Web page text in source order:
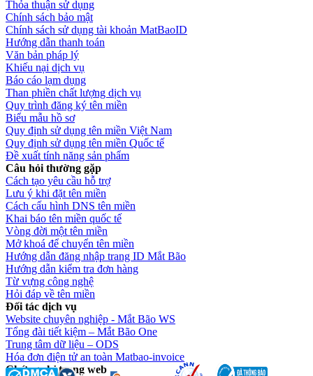
Thỏa thuận sử dụng
Chính sách bảo mật
Chính sách sử dụng tài khoản MatBaoID
Hướng dẫn thanh toán
Văn bản pháp lý
Khiếu nại dịch vụ
Báo cáo lạm dụng
Than phiền chất lượng dịch vụ
Quy trình đăng ký tên miền
Biểu mẫu hồ sơ
Quy định sử dụng tên miền Việt Nam
Quy định sử dụng tên miền Quốc tế
Đề xuất tính năng sản phẩm
Câu hỏi thường gặp
Cách tạo yêu cầu hỗ trợ
Lưu ý khi đặt tên miền
Cách cấu hình DNS tên miền
Khai báo tên miền quốc tế
Vòng đời một tên miền
Mở khoá để chuyển tên miền
Hướng dẫn đăng nhập trang ID Mắt Bão
Hướng dẫn kiểm tra đơn hàng
Từ vựng công nghệ
Hỏi đáp về tên miền
Đối tác dịch vụ
Website chuyên nghiệp - Mắt Bão WS
Tổng đài tiết kiệm – Mắt Bão One
Trung tâm dữ liệu – ODS
Hóa đơn điện tử an toàn Matbao-invoice
Chứng chỉ trang web